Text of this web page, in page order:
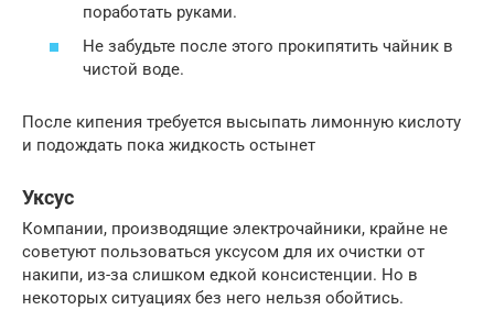
поработать руками.
Не забудьте после этого прокипятить чайник в
чистой воде.
После кипения требуется высыпать лимонную кислоту
и подождать пока жидкость остынет
Уксус
Компании, производящие электрочайники, крайне не
советуют пользоваться уксусом для их очистки от
накипи, из-за слишком едкой консистенции. Но в
некоторых ситуациях без него нельзя обойтись.